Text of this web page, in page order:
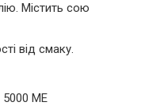
Містить сою
від смаку.
ME